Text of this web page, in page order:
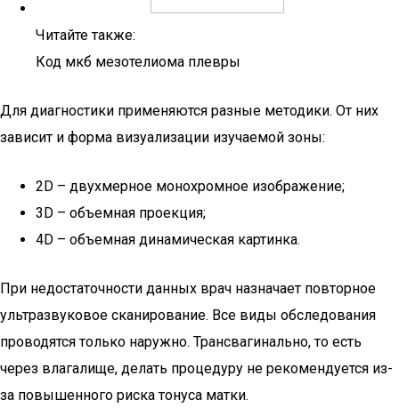
Читайте также:
Код мкб мезотелиома плевры
Для диагностики применяются разные методики. От них
зависит и форма визуализации изучаемой зоны:
2D – двухмерное монохромное изображение;
3D – объемная проекция;
4D – объемная динамическая картинка.
При недостаточности данных врач назначает повторное
ультразвуковое сканирование. Все виды обследования
проводятся только наружно. Трансвагинально, то есть
через влагалище, делать процедуру не рекомендуется из-
за повышенного риска тонуса матки.